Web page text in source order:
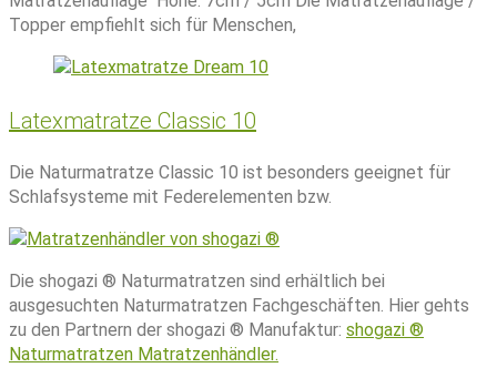
Topper empfiehlt sich für Menschen,
Latexmatratze Classic 10
Die Naturmatratze Classic 10 ist besonders geeignet für
Schlafsysteme mit Federelementen bzw.
Die shogazi ® Naturmatratzen sind erhältlich bei
ausgesuchten Naturmatratzen Fachgeschäften. Hier gehts
zu den Partnern der shogazi ® Manufaktur: shogazi ®
Naturmatratzen Matratzenhändler.